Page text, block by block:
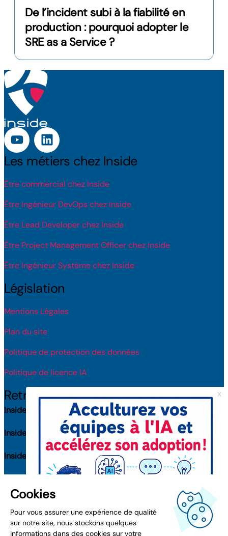
De l’incident subi à la fiabilité en
production : pourquoi adopter le
SRE as a Service ?
Les métiers chez Inside
Être commercial chez Inside
Être Ingénieur DevOps chez Inside
Être Lead Developer chez Inside
Être Project Management Officer chez Inside
Être Ingénieur Système chez Inside
Législation
Mentions Légales
Plan du site
Politique de protection des données
Politique de licence IA
Retrouvez-nous
Inside Toulouse (31100) : 8 rue Roger Camboulives
Inside Bordeaux(33000) : 38 rue Capdeville
Inside Nantes (44300) : 1-3 rue Jacques Daguerre
Inside Lyon(69006) : 132 rue Bossuet
Inside Montpellier(34000) : 1025K rue Henri Becquerel